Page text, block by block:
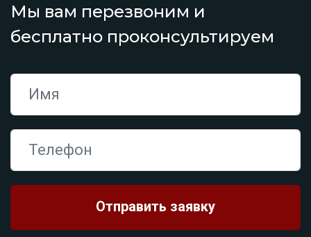
Мы вам перезвоним и
бесплатно проконсультируем